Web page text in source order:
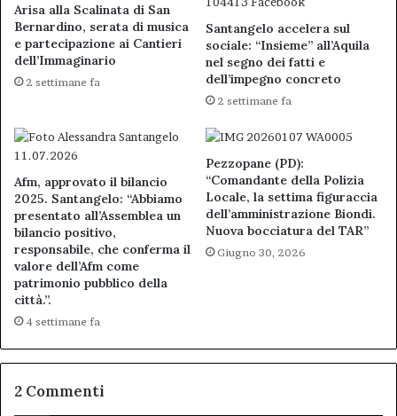
Arisa alla Scalinata di San
Bernardino, serata di musica
e partecipazione ai Cantieri
dell’Immaginario
2 settimane fa
Santangelo accelera sul
sociale: “Insieme” all’Aquila
nel segno dei fatti e
dell’impegno concreto
2 settimane fa
Afm, approvato il bilancio
2025. Santangelo: “Abbiamo
presentato all’Assemblea un
bilancio positivo,
responsabile, che conferma il
valore dell’Afm come
patrimonio pubblico della
città.”.
4 settimane fa
Pezzopane (PD):
“Comandante della Polizia
Locale, la settima figuraccia
dell’amministrazione Biondi.
Nuova bocciatura del TAR”
Giugno 30, 2026
2 Commenti